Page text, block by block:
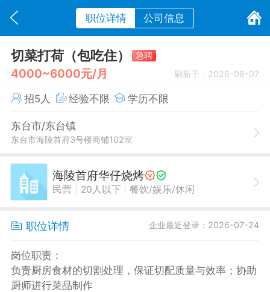
职位详情 公司信息
切菜打荷（包吃住） 急聘
4000~6000元/月 刷新于：2026-08-07
招5人 经验不限 学历不限
东台市/东台镇
东台市海陵首府3号楼商铺102室
海陵首府华仔烧烤
民营 20人以下 餐饮/娱乐/休闲
职位详情 企业最近登录：2026-07-24
岗位职责：
负责厨房食材的切割处理，保证切配质量与效率；协助
厨师进行菜品制作